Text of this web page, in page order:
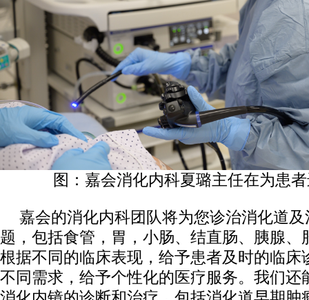
图：嘉会消化内科夏璐主任在为患
嘉会的消化内科团队将为您诊治消化道
题，包括食管，胃，小肠、结直肠、胰腺、
根据不同的临床表现，给予患者及时的临床
不同需求，给予个性化的医疗服务。我们还